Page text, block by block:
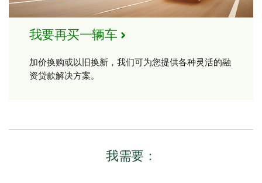
我要再买一辆车
加价换购或以旧换新，我们可为您提供各种灵活的融
资贷款解决方案。
我需要：